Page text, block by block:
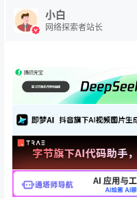
小白
网络探索者站长